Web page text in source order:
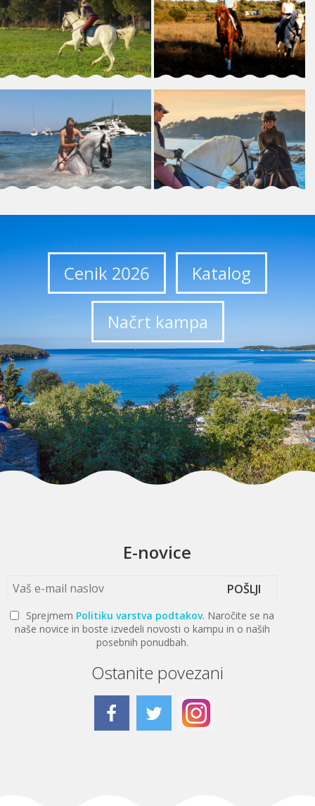
Cenik 2026 Katalog
Načrt kampa
E-novice
POŠLJI
Sprejmem Politiku varstva podtakov. Naročite se na
naše novice in boste izvedeli novosti o kampu in o naših
posebnih ponudbah.
Ostanite povezani